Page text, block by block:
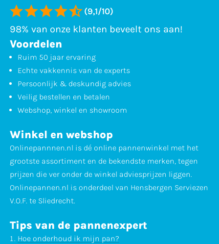
(9,1/10)
98% van onze klanten beveelt ons aan!
Voordelen
Ruim 50 jaar ervaring
Echte vakkennis van de experts
Persoonlijk & deskundig advies
Veilig bestellen en betalen
Webshop, winkel en showroom
Winkel en webshop
Onlinepannnen.nl is dé online pannenwinkel met het
grootste assortiment en de bekendste merken, tegen
prijzen die ver onder de winkel adviesprijzen liggen.
Onlinepannen.nl is onderdeel van Hensbergen Serviezen
V.O.F. te Sliedrecht.
Tips van de pannenexpert
Hoe onderhoud ik mijn pan?